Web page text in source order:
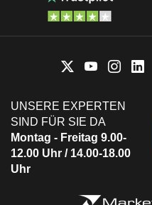
UNSERE EXPERTEN
SIND FÜR SIE DA
Montag - Freitag 9.00-
12.00 Uhr / 14.00-18.00
Uhr